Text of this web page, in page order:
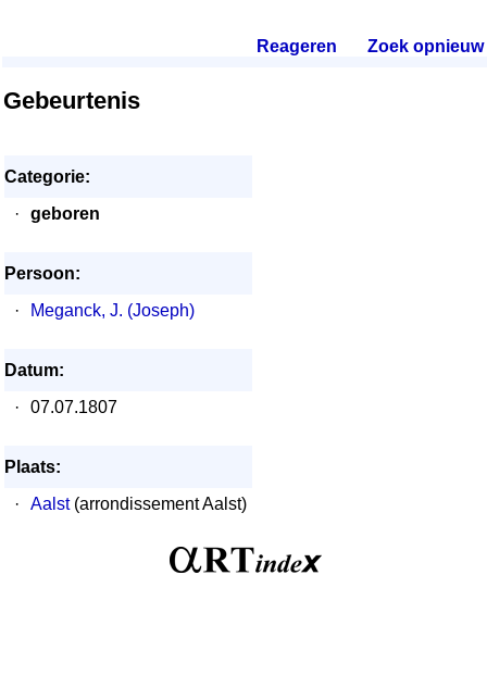
Reageren Zoek opnieuw.
Gebeurtenis
Categorie:
·
geboren
Persoon:
·
Meganck, J. (Joseph)
Datum:
·
07.07.1807
Plaats:
·
Aalst(arrondissement Aalst)